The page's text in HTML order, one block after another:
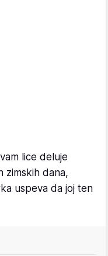
lice deluje
zimskih dana,
uspeva da joj ten